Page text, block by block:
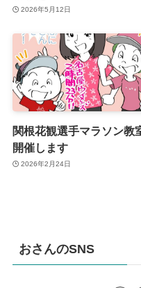
2026年5月12日
関根花観選手マラソン教
開催します
2026年2月24日
おさんのSNS